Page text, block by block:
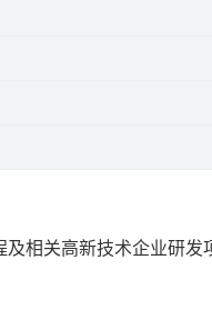
相关高新技术企业研发